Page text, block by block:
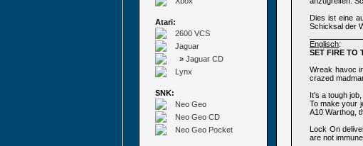
Atari:
2600 VCS
Jaguar
» Jaguar CD
Lynx
SNK:
Neo Geo
Neo Geo CD
Neo Geo Pocket
Dies ist eine
Schicksal der
Englisch:
SET FIRE TO
Wreak havoc
crazed
It's a tough
To make your
A10 Warthog,
Lock On
are not